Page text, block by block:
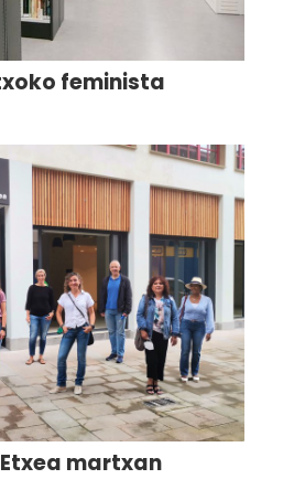
feminista
martxan